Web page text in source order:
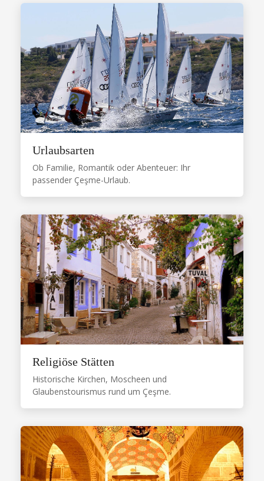
Urlaubsarten
Ob Familie, Romantik oder Abenteuer: Ihr
passender Çeşme-Urlaub.
Religiöse Stätten
Historische Kirchen, Moscheen und
Glaubenstourismus rund um Çeşme.